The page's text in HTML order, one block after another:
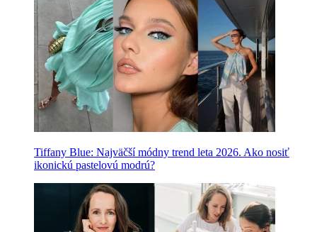
Tiffany Blue: Najväčší módny trend leta 2026. Ako nosiť
ikonickú pastelovú modrú?